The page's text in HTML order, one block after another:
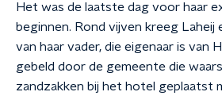
Het was de laatste dag voor haar
beginnen. Rond vijven kreeg
van haar vader, die eigenaar is van
gebeld door de gemeente die
zandzakken bij het hotel geplaatst